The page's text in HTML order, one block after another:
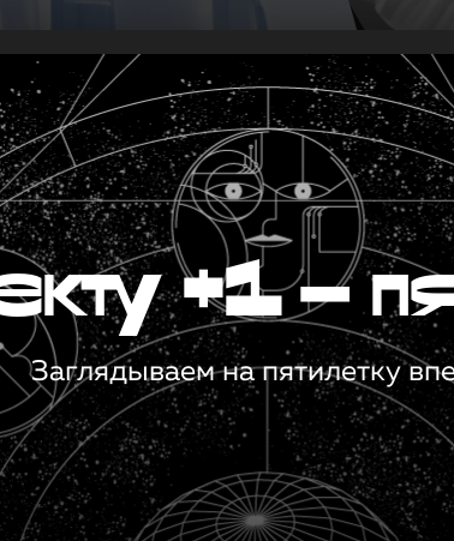
+1 —
Заглядываем на пятилетку